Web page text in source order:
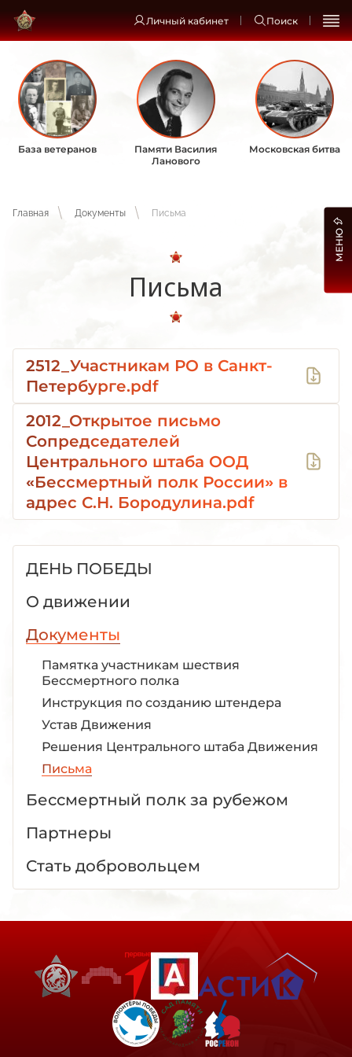
Личный кабинет Поиск
База ветеранов
Памяти Василия
Ланового
Московская битва
Главная Документы Письма
Письма
2512_Участникам РО в Санкт-
Петербурге.pdf
2012_Открытое письмо
Сопредседателей
Центрального штаба ООД
«Бессмертный полк России» в
адрес С.Н. Бородулина.pdf
ДЕНЬ ПОБЕДЫ
О движении
Документы
Памятка участникам шествия
Бессмертного полка
Инструкция по созданию штендера
Устав Движения
Решения Центрального штаба Движения
Письма
Бессмертный полк за рубежом
Партнеры
Стать добровольцем
МЕНЮ